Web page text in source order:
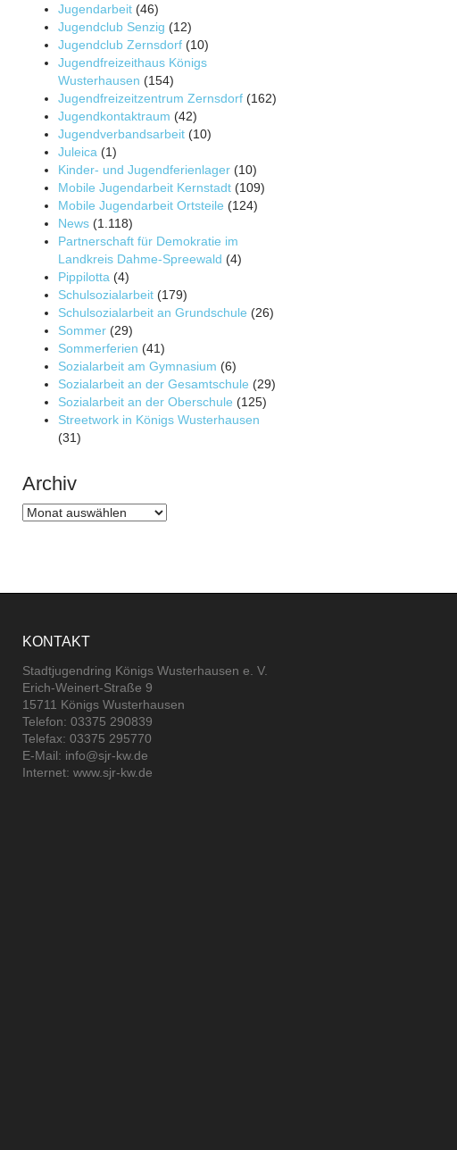
Jugendarbeit (46)
Jugendclub Senzig (12)
Jugendclub Zernsdorf (10)
Jugendfreizeithaus Königs
Wusterhausen (154)
Jugendfreizeitzentrum Zernsdorf (162)
Jugendkontaktraum (42)
Jugendverbandsarbeit (10)
Juleica (1)
Kinder- und Jugendferienlager (10)
Mobile Jugendarbeit Kernstadt (109)
Mobile Jugendarbeit Ortsteile (124)
News (1.118)
Partnerschaft für Demokratie im
Landkreis Dahme-Spreewald (4)
Pippilotta (4)
Schulsozialarbeit (179)
Schulsozialarbeit an Grundschule (26)
Sommer (29)
Sommerferien (41)
Sozialarbeit am Gymnasium (6)
Sozialarbeit an der Gesamtschule (29)
Sozialarbeit an der Oberschule (125)
Streetwork in Königs Wusterhausen
(31)
Archiv
Archiv
KONTAKT
Stadtjugendring Königs Wusterhausen e. V.
Erich-Weinert-Straße 9
15711 Königs Wusterhausen
Telefon: 03375 290839
Telefax: 03375 295770
E-Mail: info@sjr-kw.de
Internet: www.sjr-kw.de